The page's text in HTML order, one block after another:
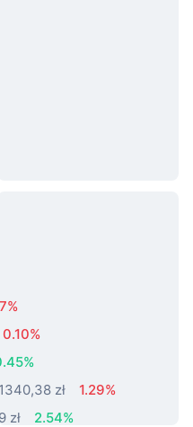
ze świata
0.10%
1340,38 zł
1.29%
zł
2.54%